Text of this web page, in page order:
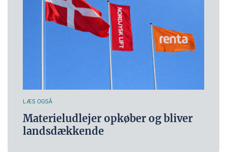
LÆS OGSÅ
Materieludlejer opkøber og bliver
landsdækkende